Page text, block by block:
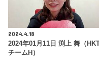
2024.4.18
2024年01月11日 渕上 舞（
チームH）